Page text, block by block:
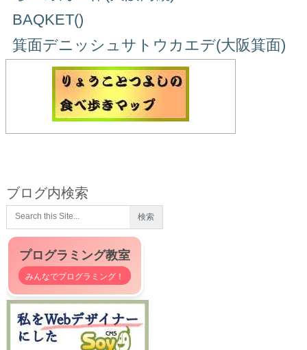
BAQKET()
箕面デニッシュサトウカエデ(大阪箕面)
ブログ内検索
プログラミング教室
みんなでプログラミング！